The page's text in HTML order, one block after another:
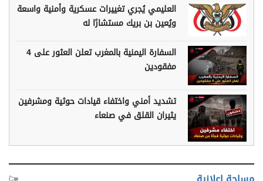
العليمي يُجري تغييرات عسكرية وأمنية واسعة
ويُعين بن بريك مستشارًا له
السفارة اليمنية بالمغرب تعلن العثور على 4
مفقودين
تشديد أمني واختفاء قيادات حوثية ومشرفين
يثيران القلق في صنعاء